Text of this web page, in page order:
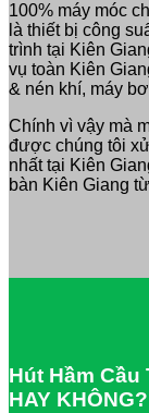
100% máy móc
là thiết bị công
trình tại Kiên
vụ toàn Kiên
& nén khí, máy
Chính vì vậy mà
được chúng tôi
nhất tại Kiên
bàn Kiên Giang
Hút Hầm Cầu
HAY KHÔNG?